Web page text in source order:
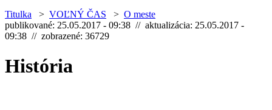
Titulka > VOĽNÝ ČAS > O meste
publikované: 25.05.2017 - 09:38 // aktualizácia: 25.05.2017 -
09:38 // zobrazené: 36729
História